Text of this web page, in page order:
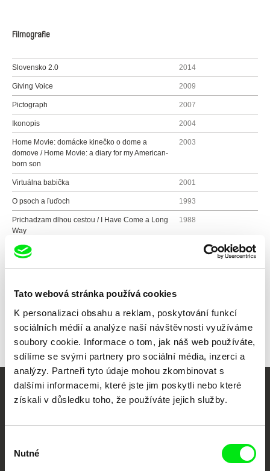
Tato webová stránka používá cookies
K personalizaci obsahu a reklam, poskytování funkcí
sociálních médií a analýze naší návštěvnosti využíváme
soubory cookie. Informace o tom, jak náš web používáte,
sdílíme se svými partnery pro sociální média, inzerci a
analýzy. Partneři tyto údaje mohou zkombinovat s
dalšími informacemi, které jste jim poskytli nebo které
získali v důsledku toho, že používáte jejich služby.
souhlasu
Nutné
Filmografie
Slovensko 2.0 2014
Giving Voice 2009
Pictograph 2007
Ikonopis 2004
Home Movie: domácke kinečko o dome a
domove / Home Movie: a diary for my American-
born son
2003
Virtuálna babička 2001
O psoch a ľuďoch 1993
Prichadzam dlhou cestou / I Have Come a Long
Way
1988
Vaše online
dokumentární kino